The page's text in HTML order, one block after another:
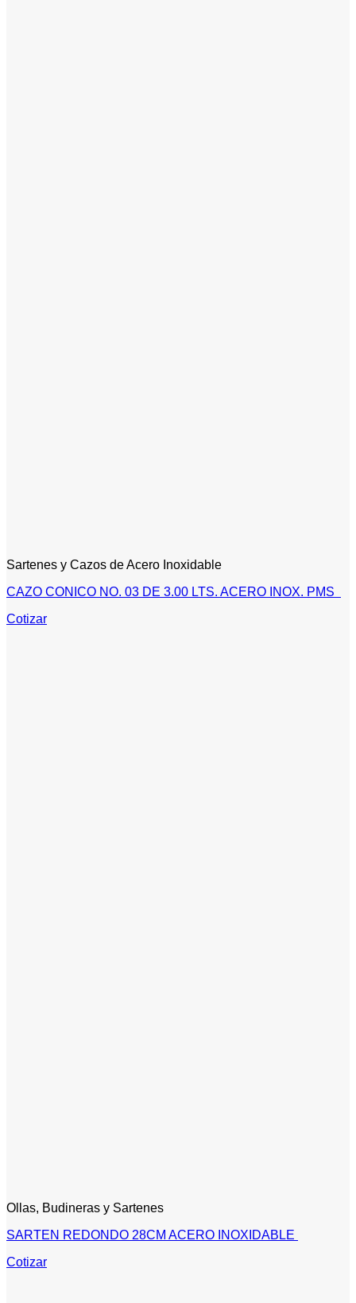
Sartenes y Cazos de Acero Inoxidable
CAZO CONICO NO. 03 DE 3.00 LTS. ACERO INOX. PMS
Cotizar
Ollas, Budineras y Sartenes
SARTEN REDONDO 28CM ACERO INOXIDABLE
Cotizar